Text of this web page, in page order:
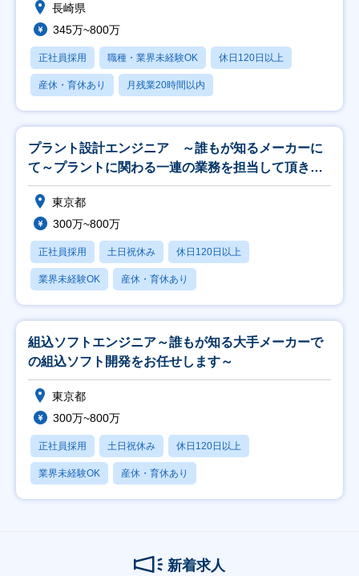
長崎県
345万~800万
正社員採用 職種・業界未経験OK 休日120日以上
産休・育休あり 月残業20時間以内
プラント設計エンジニア ～誰もが知るメーカーに
て～プラントに関わる一連の業務を担当して頂きま
す～
東京都
300万~800万
正社員採用 土日祝休み 休日120日以上
業界未経験OK 産休・育休あり
組込ソフトエンジニア～誰もが知る大手メーカーで
の組込ソフト開発をお任せします～
東京都
300万~800万
正社員採用 土日祝休み 休日120日以上
業界未経験OK 産休・育休あり
新着求人